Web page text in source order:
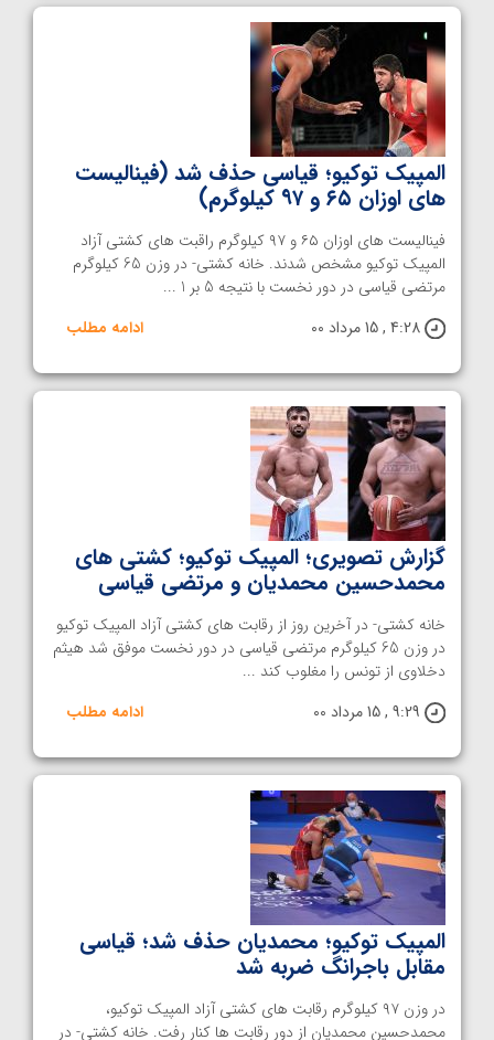
المپیک توکیو؛ قیاسی حذف شد (فینالیست
های اوزان ۶۵ و ۹۷ کیلوگرم)
فینالیست های اوزان ۶۵ و ۹۷ کیلوگرم راقبت های کشتی آزاد
المپیک توکیو مشخص شدند. خانه کشتی- در وزن 65 کیلوگرم
مرتضی قیاسی در دور نخست با نتیجه 5 بر 1 ...
4:28 , 15 مرداد 00
ادامه مطلب
گزارش تصویری؛ المپیک توکیو؛ کشتی های
محمدحسین محمدیان و مرتضی قیاسی
خانه کشتی- در آخرین روز از رقابت های کشتی آزاد المپیک توکیو
در وزن 65 کیلوگرم مرتضی قیاسی در دور نخست موفق شد هیثم
دخلاوی از تونس را مغلوب کند ...
9:29 , 15 مرداد 00
ادامه مطلب
المپیک توکیو؛ محمدیان حذف شد‌؛ قیاسی
مقابل باجرانگ ضربه شد
در وزن ۹۷ کیلوگرم رقابت های کشتی آزاد المپیک توکیو،
محمدحسین محمدیان از دور رقابت ها کنار رفت. خانه کشتی- در